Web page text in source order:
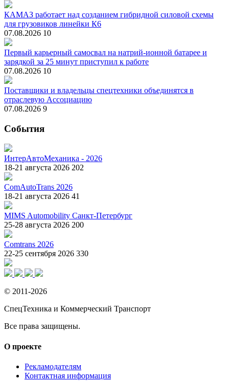
КАМАЗ работает над созданием гибридной силовой схемы
для грузовиков линейки К6
07.08.2026 10
Первый карьерный самосвал на натрий-ионной батарее и
зарядкой за 25 минут приступил к работе
07.08.2026 10
Поставщики и владельцы спецтехники объединятся в
отраслевую Ассоциацию
07.08.2026 9
События
ИнтерАвтоМеханика - 2026
18-21 августа 2026 202
ComAutoTrans 2026
18-21 августа 2026 41
MIMS Automobility Санкт-Петербург
25-28 августа 2026 200
Comtrans 2026
22-25 сентября 2026 330
© 2011-2026
СпецТехника и Коммерческий Транспорт
Все права защищены.
О проекте
Рекламодателям
Контактная информация